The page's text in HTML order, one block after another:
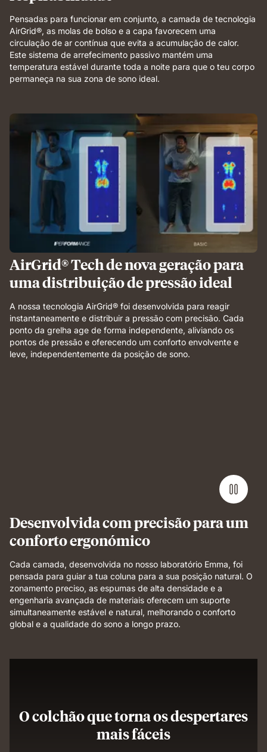
Pensadas para funcionar em conjunto, a camada de tecnologia
AirGrid®, as molas de bolso e a capa favorecem uma
circulação de ar contínua que evita a acumulação de calor.
Este sistema de arrefecimento passivo mantém uma
temperatura estável durante toda a noite para que o teu corpo
permaneça na sua zona de sono ideal.
AirGrid® Tech de nova geração para
uma distribuição de pressão ideal
A nossa tecnologia AirGrid® foi desenvolvida para reagir
instantaneamente e distribuir a pressão com precisão. Cada
ponto da grelha age de forma independente, aliviando os
pontos de pressão e oferecendo um conforto envolvente e
leve, independentemente da posição de sono.
support.
Desenvolvida com precisão para um
conforto ergonómico
Cada camada, desenvolvida no nosso laboratório Emma, foi
pensada para guiar a tua coluna para a sua posição natural. O
zonamento preciso, as espumas de alta densidade e a
engenharia avançada de materiais oferecem um suporte
simultaneamente estável e natural, melhorando o conforto
global e a qualidade do sono a longo prazo.
O colchão que torna os despertares
mais fáceis